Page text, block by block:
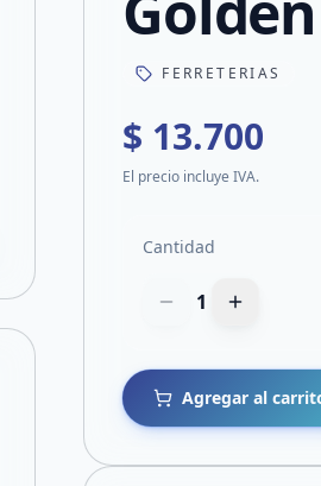
FERRETERIAS
$ 13.700
El precio incluye IVA.
Cantidad
1
Agregar al